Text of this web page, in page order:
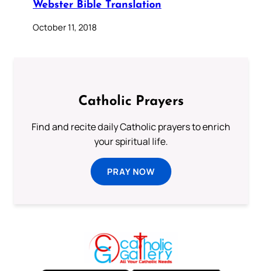
Webster Bible Translation
October 11, 2018
Catholic Prayers
Find and recite daily Catholic prayers to enrich
your spiritual life.
PRAY NOW